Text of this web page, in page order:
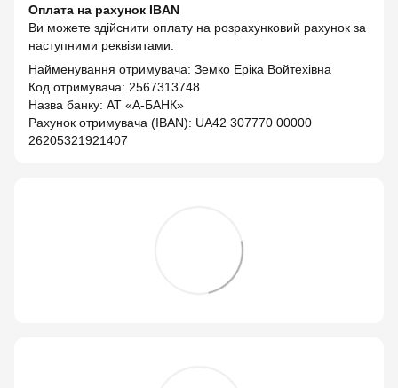
Оплата на рахунок IBAN
Ви можете здійснити оплату на розрахунковий рахунок за
наступними реквізитами:
Найменування отримувача: Земко Еріка Войтехівна
Код отримувача: 2567313748
Назва банку: АТ «А-БАНК»
Рахунок отримувача (IBAN): UA42 307770 00000
26205321921407